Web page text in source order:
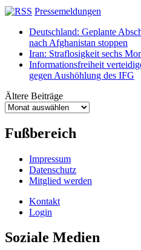
Pressemeldungen
Deutschland: Geplante
nach Afghanistan stoppen
Iran: Straflosigkeit sechs
Informationsfreiheit
gegen Aushöhlung des IFG
Ältere Beiträge
Ältere
Fußbereich
Impressum
Datenschutz
Mitglied werden
Kontakt
Login
Soziale Medien